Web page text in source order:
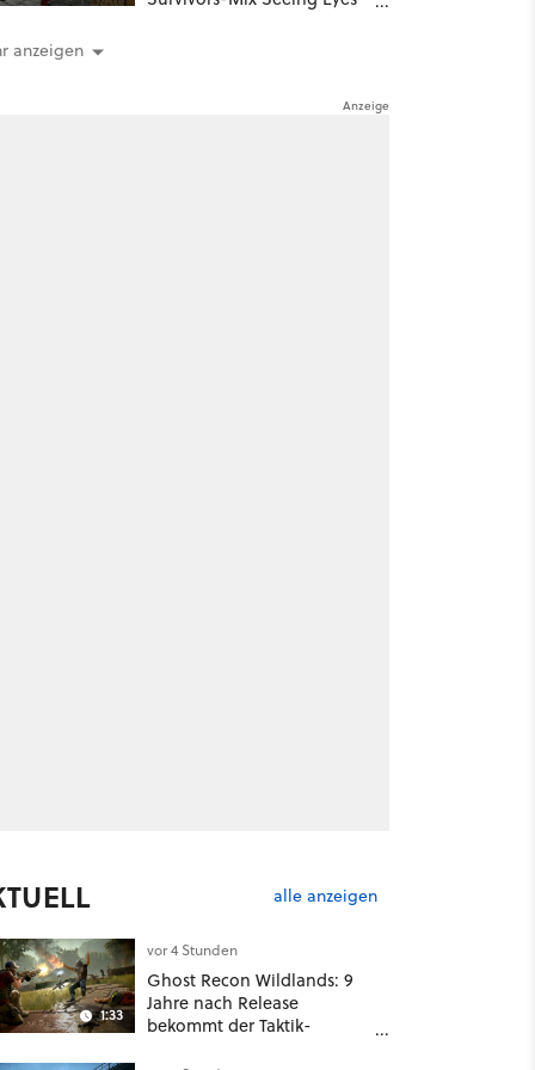
anzeigen
alle anzeigen
1:33
vor 4 Stunden
Ghost Recon Wildlands: 9
Jahre nach Release
bekommt der Taktik-